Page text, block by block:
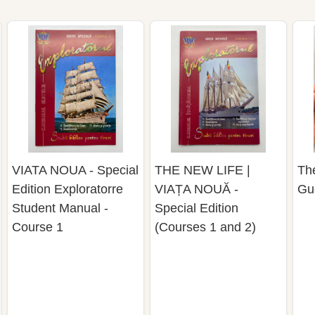
VIATA NOUA - Special
Edition Exploratorre
Student Manual -
Course 1
THE NEW LIFE |
VIAȚA NOUĂ -
Special Edition
(Courses 1 and 2)